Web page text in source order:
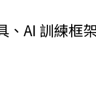
、AI 訓練框